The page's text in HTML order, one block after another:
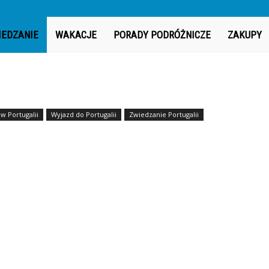
WAKACJE PORADY PODRÓŻNICZE ZAKUPY
Portugalii Wyjazd do Portugalii
Zwiedzanie Portugalii